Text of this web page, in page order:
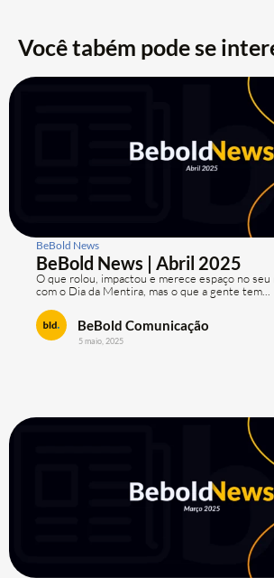
Você tabém pode se
BeBold News
BeBold News | Abril 2025
O que rolou, impactou e merece espaço no seu
com o Dia da Mentira, mas o que a gente tem...
BeBold Comunicação
5 maio, 2025